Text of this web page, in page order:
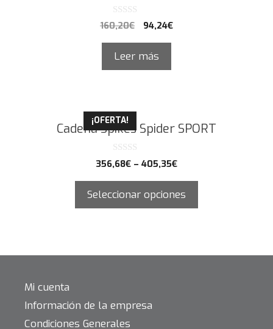
0
d
160,20€ 94,24€
Leer más
¡OFERTA!
Cadena Spikes Spider SPORT
0
d
356,68€ – 405,35€
Seleccionar opciones
Mi cuenta
Información de la empresa
Condiciones Generales